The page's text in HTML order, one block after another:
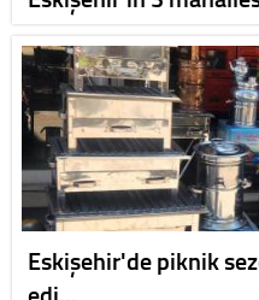
Eskişehir'de piknik